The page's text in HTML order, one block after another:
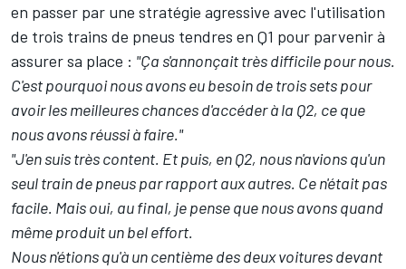
en passer par une stratégie agressive avec l'utilisation
de trois trains de pneus tendres en Q1 pour parvenir à
assurer sa place : "Ça s'annonçait très difficile pour nous.
C'est pourquoi nous avons eu besoin de trois sets pour
avoir les meilleures chances d'accéder à la Q2, ce que
nous avons réussi à faire."
"J'en suis très content. Et puis, en Q2, nous n'avions qu'un
seul train de pneus par rapport aux autres. Ce n'était pas
facile. Mais oui, au final, je pense que nous avons quand
même produit un bel effort.
Nous n'étions qu'à un centième des deux voitures devant